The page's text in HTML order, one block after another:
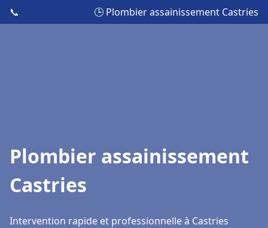
📞 🕒 Plombier assainissement Castries
Plombier assainissement
Castries
Intervention rapide et professionnelle à Castries